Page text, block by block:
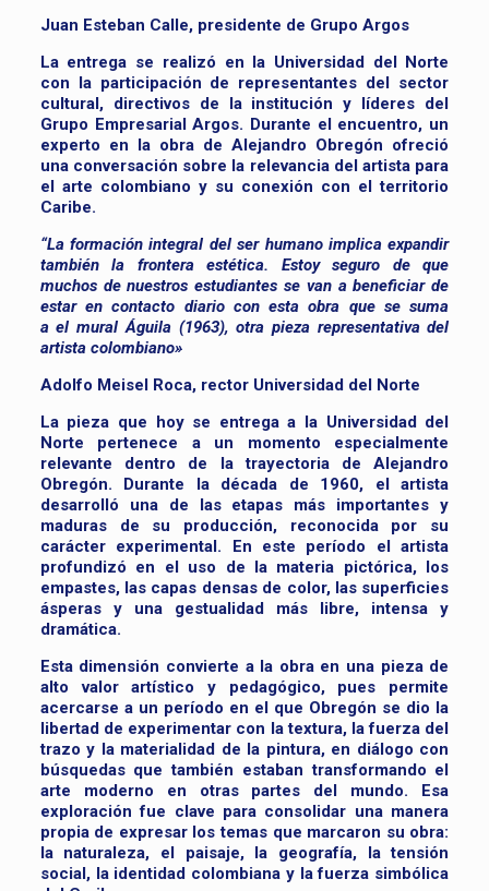
Juan Esteban Calle, presidente de Grupo Argos
La entrega se realizó en la Universidad del Norte
con la participación de representantes del sector
cultural, directivos de la institución y líderes del
Grupo Empresarial Argos. Durante el encuentro, un
experto en la obra de Alejandro Obregón ofreció
una conversación sobre la relevancia del artista para
el arte colombiano y su conexión con el territorio
Caribe.
“La formación integral del ser humano implica expandir
también la frontera estética. Estoy seguro de que
muchos de nuestros estudiantes se van a beneficiar de
estar en contacto diario con esta obra que se suma
aelmural Águila(1963), otra pieza representativa del
artista colombiano»
Adolfo Meisel Roca, rector Universidad del Norte
La pieza que hoy se entrega a la Universidad del
Norte pertenece a un momento especialmente
relevante dentro de la trayectoria de Alejandro
Obregón. Durante la década de 1960, el artista
desarrolló una de las etapas más importantes y
maduras de su producción, reconocida por su
carácter experimental. En este período el artista
profundizó en el uso de la materia pictórica, los
empastes, las capas densas de color, las superficies
ásperas y una gestualidad más libre, intensa y
dramática.
Esta dimensión convierte a la obra en una pieza de
alto valor artístico y pedagógico, pues permite
acercarse a un período en el que Obregón se dio la
libertad de experimentar con la textura, la fuerza del
trazo y la materialidad de la pintura, en diálogo con
búsquedas que también estaban transformando el
arte moderno en otras partes del mundo. Esa
exploración fue clave para consolidar una manera
propia de expresar los temas que marcaron su obra:
la naturaleza, el paisaje, la geografía, la tensión
social, la identidad colombiana y la fuerza simbólica